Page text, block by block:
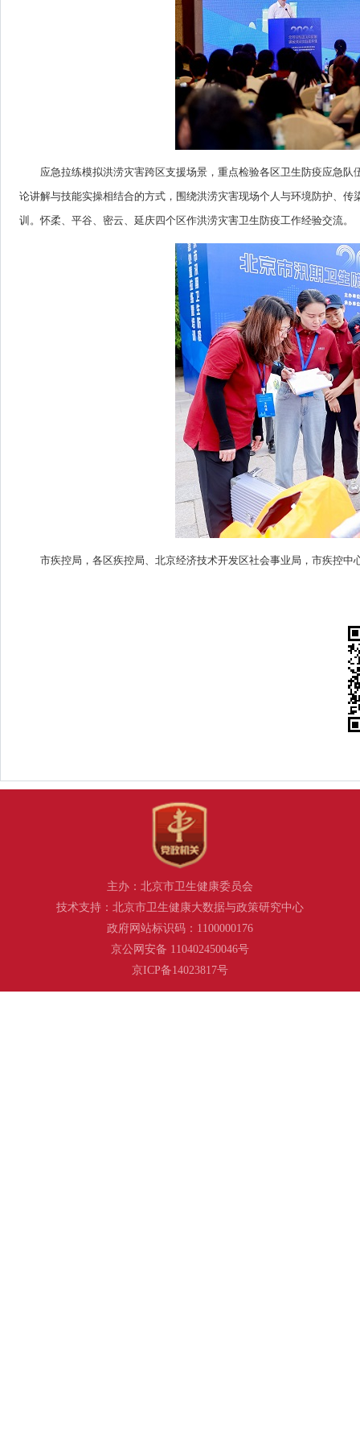
应急拉练模拟洪涝灾害跨区支援场景，重点检验各区卫生防疫应急
论讲解与技能实操相结合的方式，围绕洪涝灾害现场个人与环境防护、
训。怀柔、平谷、密云、延庆四个区作洪涝灾害卫生防疫工作经验交流。
市疾控局，各区疾控局、北京经济技术开发区社会事业局，市疾控
主办：北京市卫生健康委员会
技术支持：北京市卫生健康大数据与政策研究中心
政府网站标识码：1100000176
京公网安备 110402450046号
京ICP备14023817号